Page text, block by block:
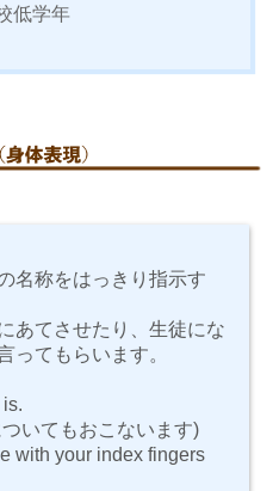
低学年
名称をはっきり指示す
あてさせたり、生徒にな
ってもらいます。
いてもおこないます)
with your index fingers